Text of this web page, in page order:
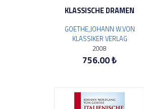
KLASSISCHE DRAMEN
GOETHE,JOHANN W.VON
KLASSIKER VERLAG
2008
756.00 ₺